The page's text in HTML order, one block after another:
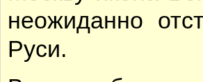
не­ожи­дан­но
Ру­си.